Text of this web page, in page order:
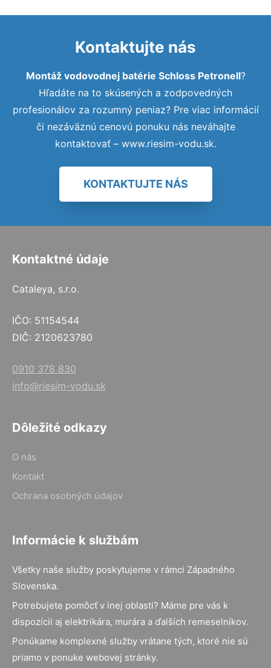
Kontaktujte nás
Montáž vodovodnej batérie Schloss Petronell?
Hľadáte na to skúsených a zodpovedných
profesionálov za rozumný peniaz? Pre viac informácií
či nezáväznú cenovú ponuku nás neváhajte
kontaktovať – www.riesim-vodu.sk.
KONTAKTUJTE NÁS
Kontaktné údaje
Cataleya, s.r.o.
IČO: 51154544
DIČ: 2120623780
0910 378 830
info@riesim-vodu.sk
Dôležité odkazy
O nás
Kontakt
Ochrana osobných údajov
Informácie k službám
Všetky naše služby poskytujeme v rámci Západného
Slovenska.
Potrebujete pomôcť v inej oblasti? Máme pre vás k
dispozícii aj elektrikára, murára a ďalších remeselníkov.
Ponúkame komplexné služby vrátane tých, ktoré nie sú
priamo v ponuke webovej stránky.